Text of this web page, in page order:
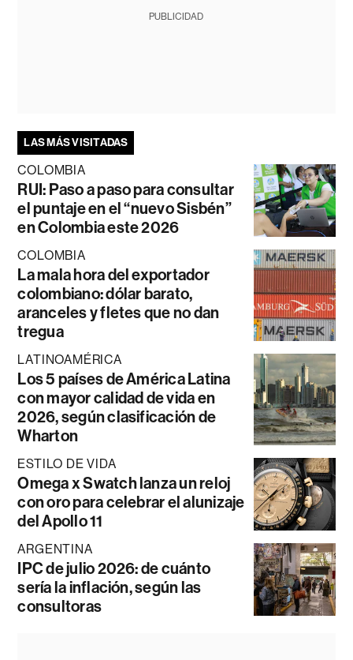
PUBLICIDAD
LAS MÁS VISITADAS
COLOMBIA
RUI: Paso a paso para consultar
el puntaje en el “nuevo Sisbén”
en Colombia este 2026
COLOMBIA
La mala hora del exportador
colombiano: dólar barato,
aranceles y fletes que no dan
tregua
LATINOAMÉRICA
Los 5 países de América Latina
con mayor calidad de vida en
2026, según clasificación de
Wharton
ESTILO DE VIDA
Omega x Swatch lanza un reloj
con oro para celebrar el alunizaje
del Apollo 11
ARGENTINA
IPC de julio 2026: de cuánto
sería la inflación, según las
consultoras